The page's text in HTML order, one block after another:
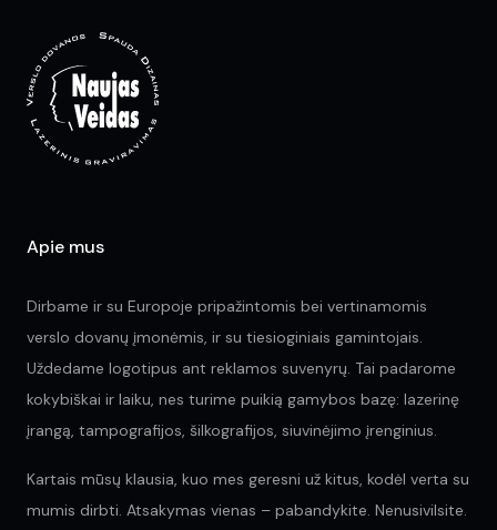
Apie mus
Dirbame ir su Europoje pripažintomis bei vertinamomis
verslo dovanų įmonėmis, ir su tiesioginiais gamintojais.
Uždedame logotipus ant reklamos suvenyrų. Tai padarome
kokybiškai ir laiku, nes turime puikią gamybos bazę: lazerinę
įrangą, tampografijos, šilkografijos, siuvinėjimo įrenginius.
Kartais mūsų klausia, kuo mes geresni už kitus, kodėl verta su
mumis dirbti. Atsakymas vienas – pabandykite. Nenusivilsite.